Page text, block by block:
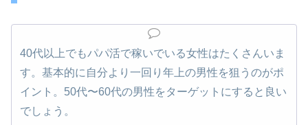
40代以上でもパパ活で稼いでいる女性はたくさんいま
す。基本的に自分より一回り年上の男性を狙うのがポ
イント。50代〜60代の男性をターゲットにすると良い
でしょう。